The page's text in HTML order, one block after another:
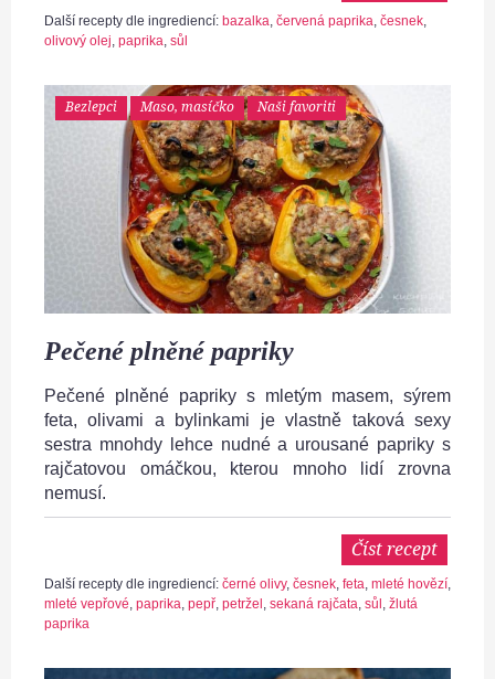
Další recepty dle ingrediencí: bazalka, červená paprika, česnek,
olivový olej, paprika, sůl
Bezlepci Maso, masíčko Naši favoriti
Pečené plněné papriky
Pečené plněné papriky s mletým masem, sýrem
feta, olivami a bylinkami je vlastně taková sexy
sestra mnohdy lehce nudné a urousané papriky s
rajčatovou omáčkou, kterou mnoho lidí zrovna
nemusí.
Číst recept
Další recepty dle ingrediencí: černé olivy, česnek, feta, mleté hovězí,
mleté vepřové, paprika, pepř, petržel , sekaná rajčata, sůl , žlutá
paprika